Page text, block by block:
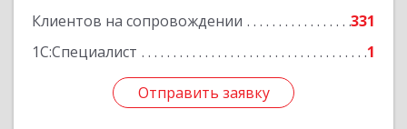
Клиентов на сопровождении
331
1С:Специалист
1
Отправить заявку
Отправить заявку